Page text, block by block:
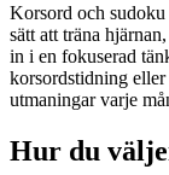
Korsord och
sätt att träna
in i en fokuserad
korsordstidning
utmaningar varje
Hur du